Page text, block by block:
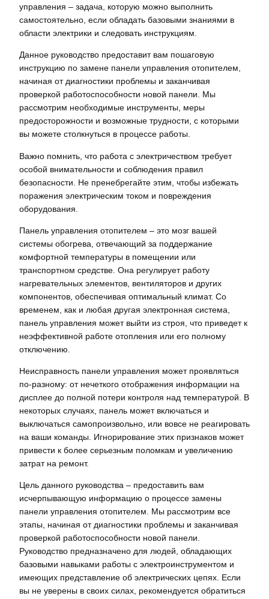
управления – задача, которую можно выполнить
самостоятельно, если обладать базовыми знаниями в
области электрики и следовать инструкциям.
Данное руководство предоставит вам пошаговую
инструкцию по замене панели управления отопителем,
начиная от диагностики проблемы и заканчивая
проверкой работоспособности новой панели. Мы
рассмотрим необходимые инструменты, меры
предосторожности и возможные трудности, с которыми
вы можете столкнуться в процессе работы.
Важно помнить, что работа с электричеством требует
особой внимательности и соблюдения правил
безопасности. Не пренебрегайте этим, чтобы избежать
поражения электрическим током и повреждения
оборудования.
Панель управления отопителем – это мозг вашей
системы обогрева, отвечающий за поддержание
комфортной температуры в помещении или
транспортном средстве. Она регулирует работу
нагревательных элементов, вентиляторов и других
компонентов, обеспечивая оптимальный климат. Со
временем, как и любая другая электронная система,
панель управления может выйти из строя, что приведет к
неэффективной работе отопления или его полному
отключению.
Неисправность панели управления может проявляться
по-разному: от нечеткого отображения информации на
дисплее до полной потери контроля над температурой. В
некоторых случаях, панель может включаться и
выключаться самопроизвольно, или вовсе не реагировать
на ваши команды. Игнорирование этих признаков может
привести к более серьезным поломкам и увеличению
затрат на ремонт.
Цель данного руководства – предоставить вам
исчерпывающую информацию о процессе замены
панели управления отопителем. Мы рассмотрим все
этапы, начиная от диагностики проблемы и заканчивая
проверкой работоспособности новой панели.
Руководство предназначено для людей, обладающих
базовыми навыками работы с электроинструментом и
имеющих представление об электрических цепях. Если
вы не уверены в своих силах, рекомендуется обратиться